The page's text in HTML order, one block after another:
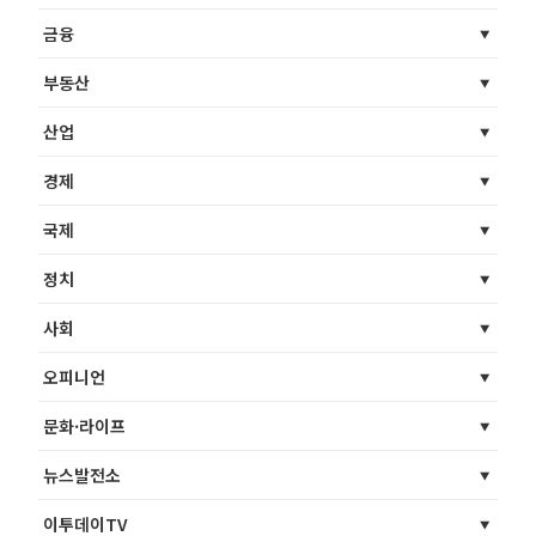
금융
부동산
산업
경제
국제
정치
사회
오피니언
문화·라이프
뉴스발전소
이투데이TV